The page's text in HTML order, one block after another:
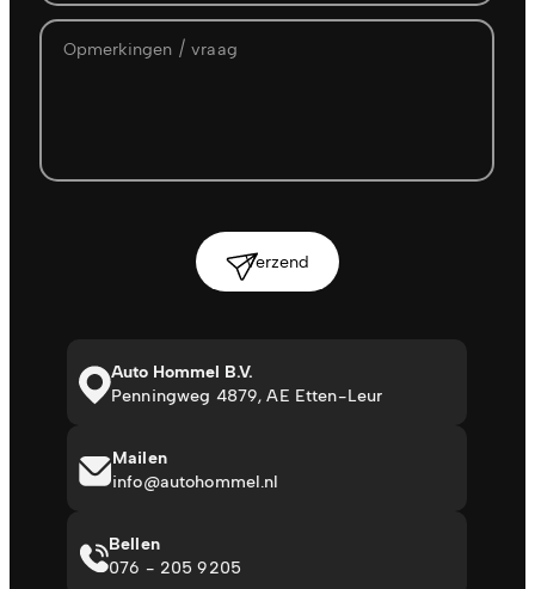
Verzend
Auto Hommel B.V.
Penningweg 4879, AE Etten-Leur
Mailen
info@autohommel.nl
Bellen
076 - 205 9205